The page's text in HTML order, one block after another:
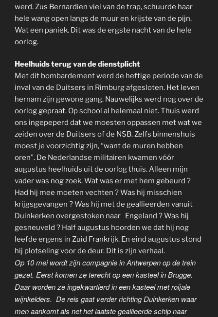
werd. Zus Bernardien viel van de trap, schuurde haar
hele wang open langs de muur en krijste van de pijn.
Wat een paniek. Dit was de ergste nacht van de hele
oorlog.
Heelhuids terug van de dienstplicht
Met dit bombardement werd de heftige periode van de
inval van de Duitsers in Rimburg afgesloten. Het leven
hernam zijn gewone gang. Nauwelijks werd nog over de
oorlog gepraat. Op school al helemaal niet. Thuis werd
ons ingepeperd dat we moesten oppassen met wat we
zeiden over de Duitsers of de NSB. Zelfs binnenshuis
moest je voorzichtig zijn, “want de muren hebben
oren”. De Nederlandse militairen kwamen vóór
augustus heelhuids uit de oorlog thuis. Alleen mijn
vader was nog zoek. Wat was er met hem gebeurd ?
Had hij mee moeten vechten ? Was hij misschien
krijgsgevangen ? Was hij met de geallieerden vanuit
Duinkerken overgestoken naar Engeland ? Was hij
gesneuveld ? Half augustus hoorden we dat hij nog
leefde ergens in Zuid Frankrijk. En eind augustus stond
hij plotseling voor de deur. Dit is zijn verhaal.
Op 10 mei wordt zijn compagnie in Antwerpen op de trein
gezet. Eerst komen ze terecht op een kasteel in Brugge.
Daar worden ze ingekwartierd in een kasteel met roijale
wijnkelders. De reis gaat verder richting Duinkerken waar
men aankomt als net het laatste geallieerde schip naar